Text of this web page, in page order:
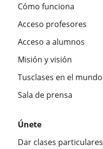
Cómo funciona
Acceso profesores
Acceso a alumnos
Misión y visión
Tusclases en el mundo
Sala de prensa
Únete
Dar clases particulares